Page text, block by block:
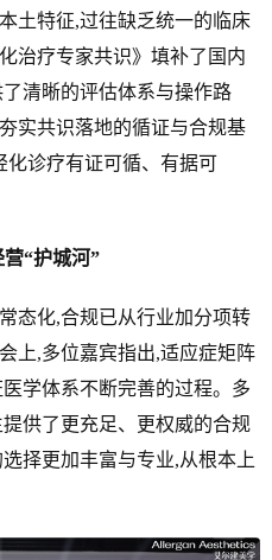
土特征,过往缺乏统一的临床
治疗专家共识》填补了国内
清晰的评估体系与操作路
实共识落地的循证与合规基
化诊疗有证可循、有据可
“护城河”
态化,合规已从行业加分项转
上,多位嘉宾指出,适应症矩阵
学体系不断完善的过程。多
供了更充足、更权威的合规
择更加丰富与专业,从根本上